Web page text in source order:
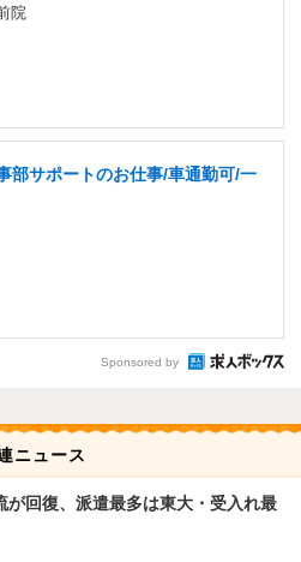
院
部サポートのお仕事/車通勤可/一
Sponsored by
ニュース
が回復、派遣最多は東大・受入れ最